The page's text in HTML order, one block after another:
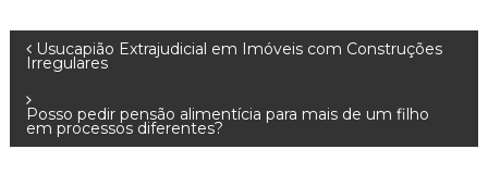
N
a
v
Usucapião Extrajudicial em Imóveis com Construções
Irregulares
Posso pedir pensão alimentícia para mais de um filho
em processos diferentes?